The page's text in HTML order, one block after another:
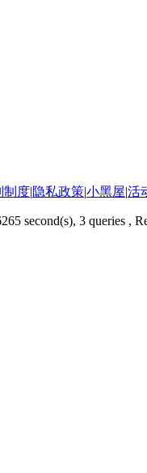
制度|隐私政策|小黑屋|活
second(s), 3 queries ,